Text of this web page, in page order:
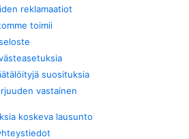
reklamaatiot
toimii
suosituksia
vastainen
koskeva lausunto